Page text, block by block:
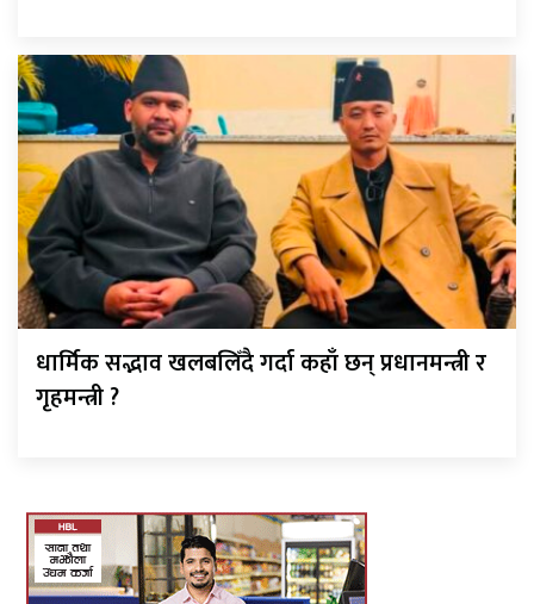
धार्मिक सद्भाव खलबलिँदै गर्दा कहाँ छन् प्रधानमन्त्री र
गृहमन्त्री ?